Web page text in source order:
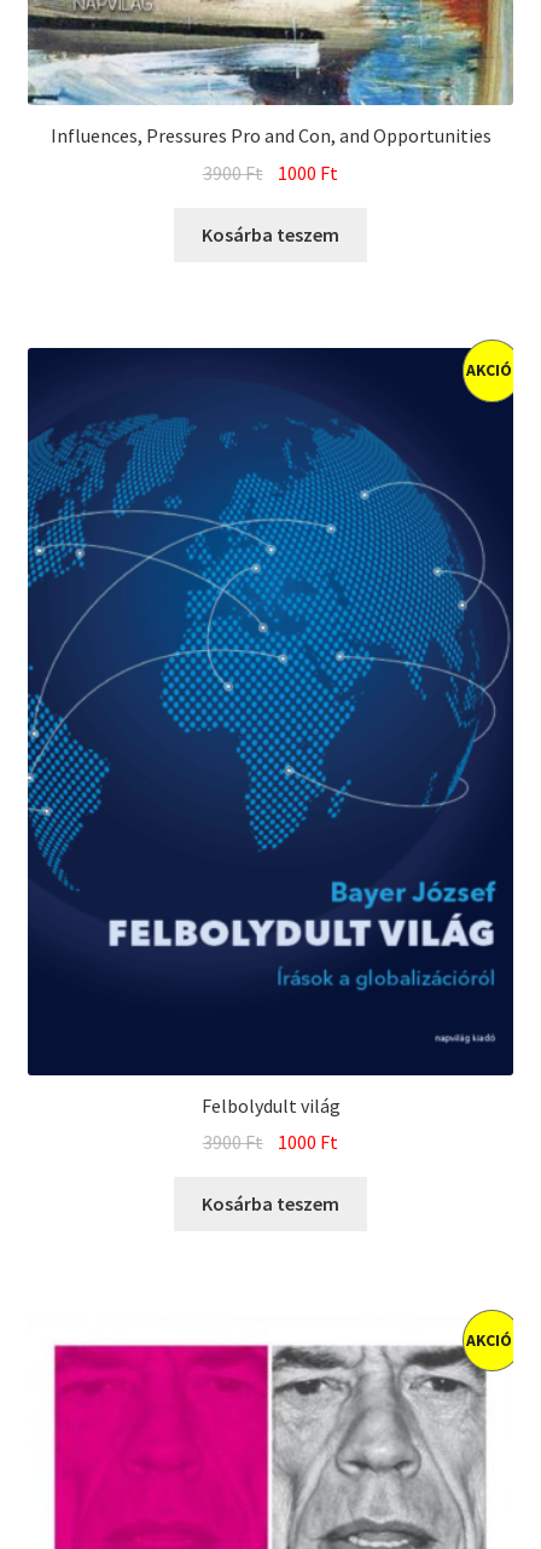
Influences, Pressures Pro and Con, and Opportunities
3900Ft Original
was:
1000 Ft
is:
Kosárba teszem
Felbolydult világ
AKCIÓ!
3900Ft Original
was:
1000 Ft
is:
Kosárba teszem
AKCIÓ!